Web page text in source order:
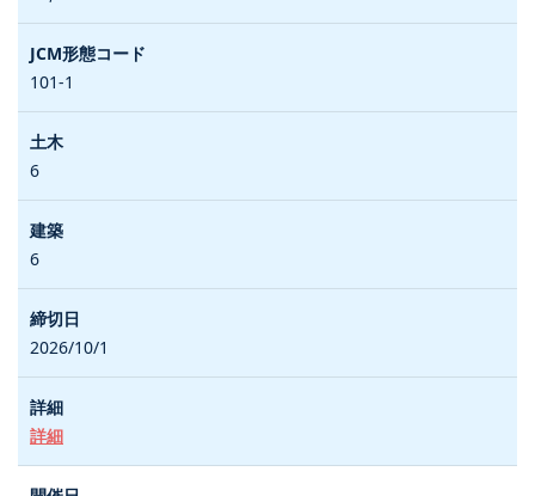
101-1
6
6
2026/10/1
詳細